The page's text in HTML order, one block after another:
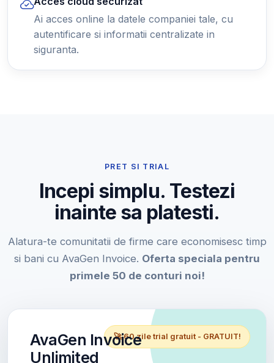
Ai acces online la datele companiei tale, cu
autentificare si informatii centralizate in
siguranta.
PRET SI TRIAL
Incepi simplu. Testezi
inainte sa platesti.
Alatura-te comunitatii de firme care economisesc timp
si bani cu AvaGen Invoice. Oferta speciala pentru
primele 50 de conturi noi!
🚀 60 zile trial gratuit - GRATUIT!
AvaGen Invoice
Unlimited